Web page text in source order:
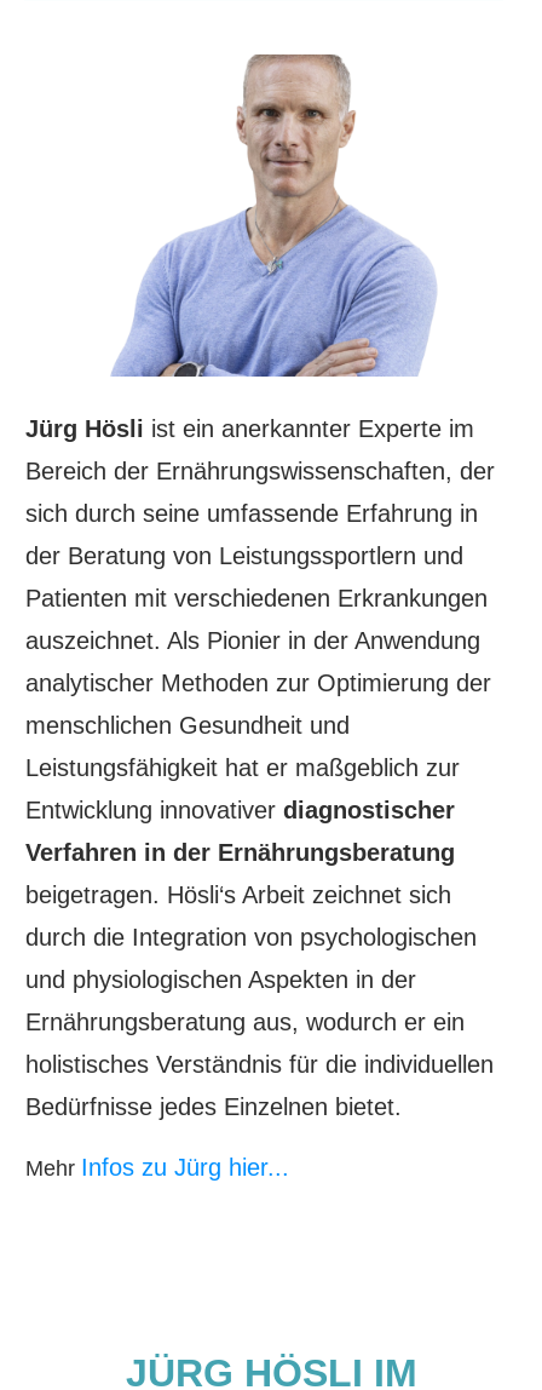
Jürg Hösli ist ein anerkannter Experte im
Bereich der Ernährungswissenschaften, der
sich durch seine umfassende Erfahrung in
der Beratung von Leistungssportlern und
Patienten mit verschiedenen Erkrankungen
auszeichnet. Als Pionier in der Anwendung
analytischer Methoden zur Optimierung der
menschlichen Gesundheit und
Leistungsfähigkeit hat er maßgeblich zur
Entwicklung innovativer diagnostischer
Verfahren in der Ernährungsberatung
beigetragen. Hösli‘s Arbeit zeichnet sich
durch die Integration von psychologischen
und physiologischen Aspekten in der
Ernährungsberatung aus, wodurch er ein
holistisches Verständnis für die individuellen
Bedürfnisse jedes Einzelnen bietet.
Mehr Infos zu Jürg hier...
JÜRG HÖSLI IM